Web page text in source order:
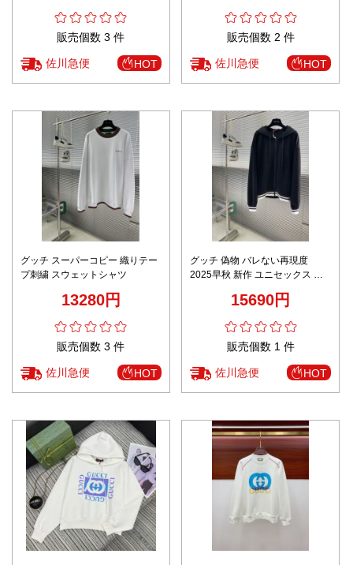
販売個数 3 件
佐川急便 HOT
販売個数 2 件
佐川急便 HOT
グッチ スーパーコピー 織りテー
プ刺繍 スウェットシャツ
13280円
販売個数 3 件
佐川急便 HOT
グッチ 偽物 バレない再現度
2025早秋 新作 ユニセックス ス
15690円
販売個数 1 件
佐川急便 HOT